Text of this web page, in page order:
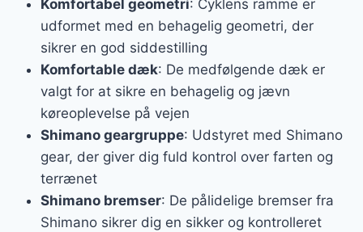
Komfortabel geometri: Cyklens ramme er
udformet med en behagelig geometri, der
sikrer en god siddestilling
Komfortable dæk: De medfølgende dæk er
valgt for at sikre en behagelig og jævn
køreoplevelse på vejen
Shimano geargruppe: Udstyret med Shimano
gear, der giver dig fuld kontrol over farten og
terrænet
Shimano bremser: De pålidelige bremser fra
Shimano sikrer dig en sikker og kontrolleret